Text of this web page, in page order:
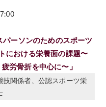
パーソンのためのスポーツ
における栄養面の課題〜
労骨折を中心に〜」
技関係者、公認スポーツ栄